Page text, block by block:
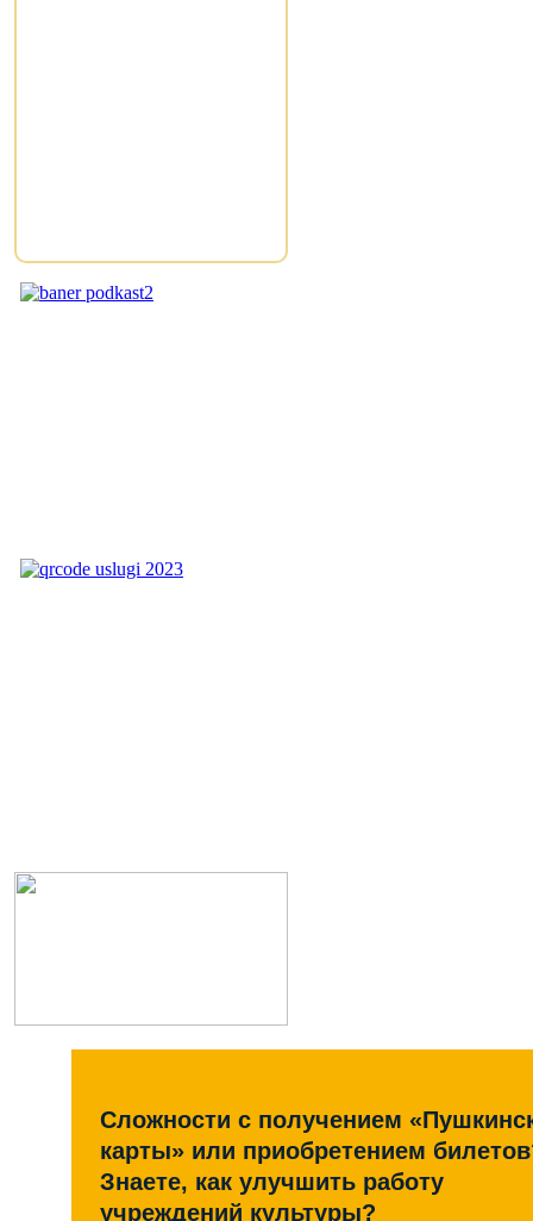
Сложности с получением
карты» или приобретением
Знаете, как улучшить работу
учреждений культуры?